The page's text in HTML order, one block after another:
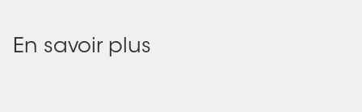
En savoir plus